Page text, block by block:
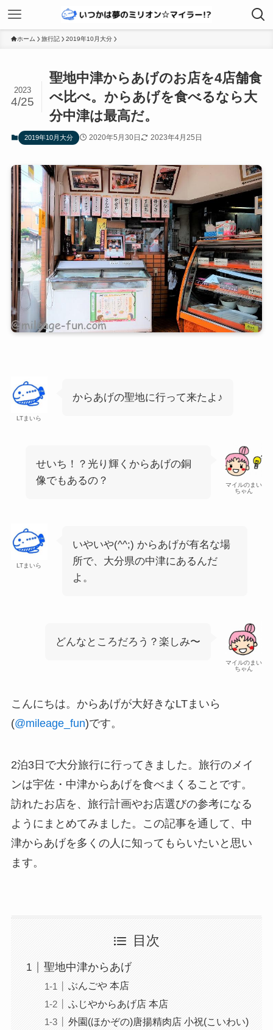
ホーム 旅行記 2019年10月大分
聖地中津からあげのお店を4店舗食
べ比べ。からあげを食べるなら大
分中津は最高だ。
2023
4/25
2019年10月大分 2020年5月30日 2023年4月25日
LTまいら
からあげの聖地に行って来たよ♪
マイルのまい
ちゃん
せいち！？光り輝くからあげの銅
像でもあるの？
LTまいら
いやいや(^^;) からあげが有名な場
所で、大分県の中津にあるんだ
よ。
マイルのまい
ちゃん
どんなところだろう？楽しみ〜
こんにちは。からあげが大好きなLTまいら
(@mileage_fun)です。
2泊3日で大分旅行に行ってきました。旅行のメイ
ンは宇佐・中津からあげを食べまくることです。
訪れたお店を、旅行計画やお店選びの参考になる
ようにまとめてみました。この記事を通して、中
津からあげを多くの人に知ってもらいたいと思い
ます。
目次
聖地中津からあげ
ぶんごや 本店
ふじやからあげ店 本店
外園(ほかぞの)唐揚精肉店 小祝(こいわい)